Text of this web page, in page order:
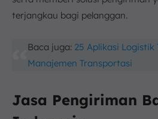
terjangkau bagi pelanggan.
Baca juga: 25 Aplikasi Logistik
Manajemen Transportasi
Jasa Pengiriman